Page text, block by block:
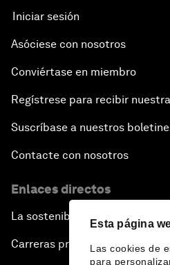
Esta página
Las cookies de
para
Iniciar sesión
Asóciese con nosotros
Conviértase en miembro
Regístrese para recibir
Suscríbase a nuestros
Contacte con nosotros
Enlaces directos
La sostenibilidad en el Foro
Carreras profesionales